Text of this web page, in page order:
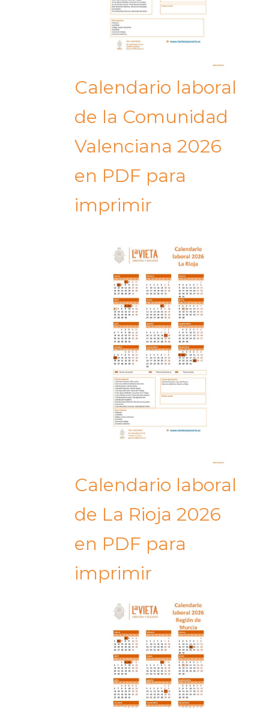
Calendario laboral
de la Comunidad
Valenciana 2026
en PDF para
imprimir​
Calendario laboral
de La Rioja 2026
en PDF para
imprimir​